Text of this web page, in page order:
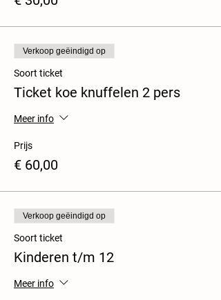
Verkoop geëindigd op
Soort ticket
Ticket koe knuffelen 2 pers
Meer info
Prijs
€ 60,00
Verkoop geëindigd op
Soort ticket
Kinderen t/m 12
Meer info